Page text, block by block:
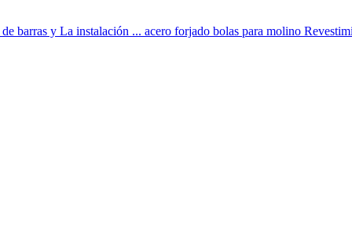
barras y La instalación ... acero forjado bolas para molino